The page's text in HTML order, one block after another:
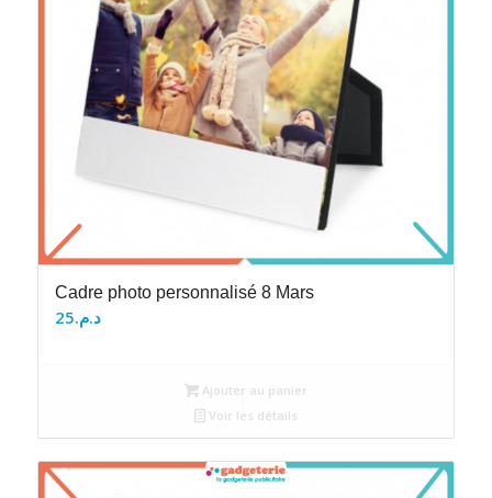
Cadre photo personnalisé 8 Mars
د.م.25
Ajouter au panier
Voir les détails